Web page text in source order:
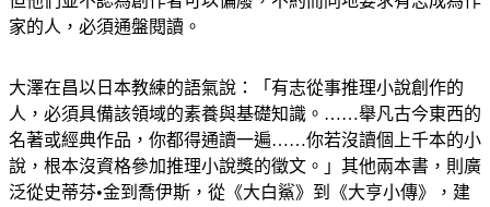
家的人，必須通盤閱讀。
大澤在昌以日本教練的語氣說：「有志從事推理小說創作的
人，必須具備該領域的素養與基礎知識。……舉凡古今東西的
名著或經典作品，你都得通讀一遍……你若沒讀個上千本的小
說，根本沒資格參加推理小說獎的徵文。」其他兩本書，則廣
泛從史蒂芬•金到喬伊斯，從《大白鯊》到《大亨小傳》，建